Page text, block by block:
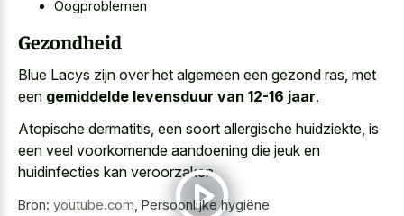
Oogproblemen
Gezondheid
Blue Lacys zijn over het algemeen een gezond ras, met
een gemiddelde levensduur van 12-16 jaar.
Atopische dermatitis, een soort allergische huidziekte, is
een veel voorkomende aandoening die jeuk en
huidinfecties kan veroorzaken.
Bron: youtube.com Persoonlijke hygiëne